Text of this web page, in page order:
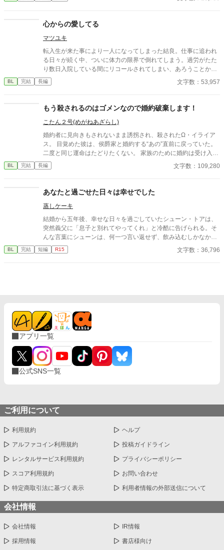
かし、その場で彼はひょんなことから自身がリアを主人公とした
アムから婚約破棄されることも。 婚約破棄まであと5秒しかあり
ませんが、じゃあ一体どうしろと？ シナリオから外れたジェーン
の行動は登場人物たちに思わぬ影響を与えていくことに。 ※小説
家になろうにも掲載しております。
心からの愛してる
マツユキ
転入生が来た事により一人になってしまった結良。仕事に追われ
る日々が続く中、ついに体力の限界で倒れてしまう。過労がたた
り数日入院している間にリコールされてしまい、あろうことか仕
事をしていなかったのは結良だと噂で学園中に広まってしまって
いた。 全寮制男子校 嫌われから固定で溺愛目指して頑張ります
ない設定等ありますのでご了承ください
BL 完結 長編 文字数：53,957
もう殺されるのはゴメンなので婚約破棄します！
こたん２号(めがねあざらし)
婚約者に見向きもされないまま誘拐され、殺されたΩ・イライア
ス。 目覚めた彼は、侯爵家と婚約する“あの”直前に戻っていた。
二度と同じ運命はたどりたくない。 家族のために婚約は受け入れ
るが、なんとか相手に嫌われて破談を狙うことに決める。 だが目
の前に現れた侯爵・アルバートは、前世とはまるで別人のように
BL 完結 長編 文字数：109,280
あなたと過ごせた日々は幸せでした
蒸しケーキ
結婚から五年後、幸せな日々を過ごしていたシューン・トアは、
突然義父に「息子と別れてやってくれ」と冷酷に告げられる。そ
んな言葉にシューンは、何一つ言い返せず、飲み込むしかなかっ
た。そして、夫であるアインス・キールに離婚を切り出すが、ア
インスがそう簡単にシューンを手離す訳もなく......。
BL 完結 短編 R15 文字数：36,796
アプリ一覧
公式SNS一覧
ご利用について
利用規約 ヘルプ
アルファコイン利用規約 投稿ガイドライン
レンタルサービス利用規約 プライバシーポリシー
スコア利用規約 お問い合わせ
特定商取引法に基づく表示 利用者情報の外部送信について
会社情報
会社情報 IR情報
採用情報 書店様向け